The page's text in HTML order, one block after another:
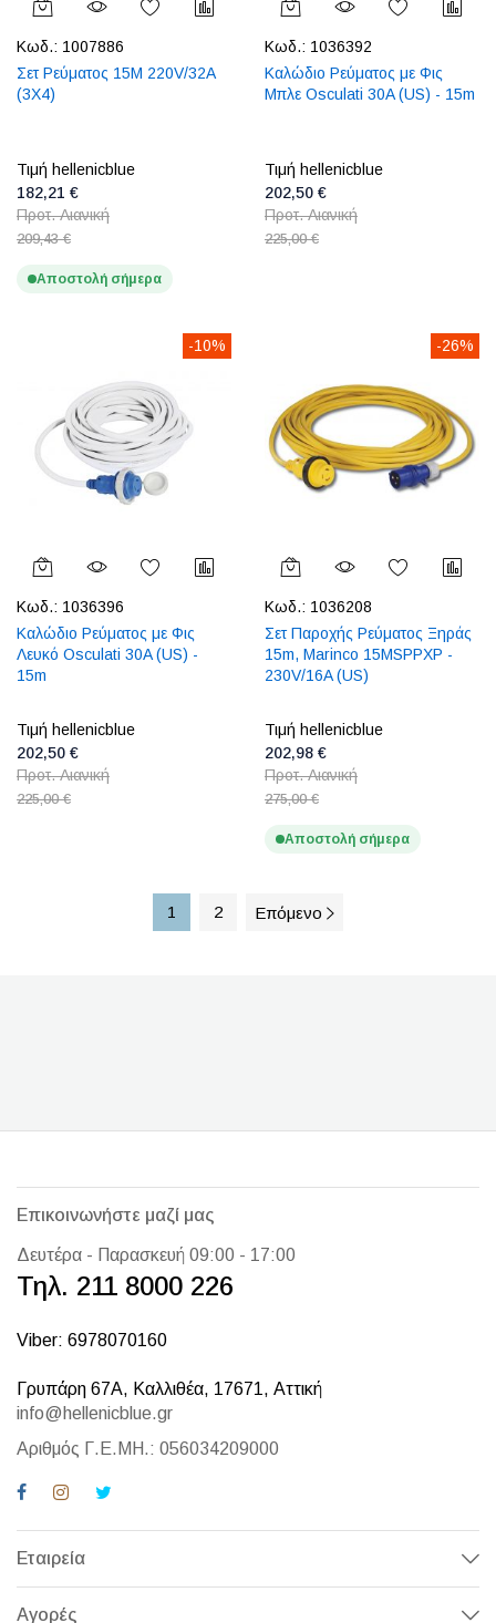
Κωδ.: 1007886
Σετ Ρεύματος 15M 220V/32A
(3X4)
Τιμή hellenicblue
182,21 €
Προτ. Λιανική
209,43 €
Αποστολή σήμερα
Κωδ.: 1036392
Καλώδιο Ρεύματος με Φις
Μπλε Osculati 30A (US) - 15m
Τιμή hellenicblue
202,50 €
Προτ. Λιανική
225,00 €
-10%
Κωδ.: 1036396
Καλώδιο Ρεύματος με Φις
Λευκό Osculati 30A (US) -
15m
Τιμή hellenicblue
202,50 €
Προτ. Λιανική
225,00 €
-26%
Κωδ.: 1036208
Σετ Παροχής Ρεύματος Ξηράς
15m, Marinco 15MSPPXP -
230V/16A (US)
Τιμή hellenicblue
202,98 €
Προτ. Λιανική
275,00 €
Αποστολή σήμερα
1 2 Επόμενο
Επικοινωνήστε μαζί μας
Δευτέρα - Παρασκευή 09:00 - 17:00
Τηλ. 211 8000 226
Viber: 6978070160
Γρυπάρη 67Α, Καλλιθέα, 17671, Αττική
info@hellenicblue.gr
Αριθμός Γ.Ε.ΜΗ.: 056034209000
Εταιρεία
Αγορές